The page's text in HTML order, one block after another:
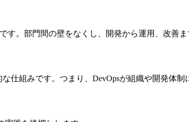
です。部門間の壁をなくし、開発から運用、改善
仕組みです。つまり、DevOpsが組織や開発体制